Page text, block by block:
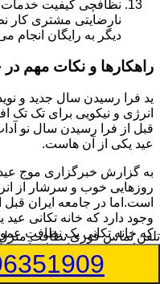
نظافچی کیفیت
نارضایتی مشتری
دیگر به رایگان انجام
راهکارها و نکات مهم در
ید فرا رسیدن سال جدید و
انرژی و نیکویی برای تک تک
قبل از فرا رسیدن سال نو
عید یکی از آن هاست.
به گزارش خبرگزاری موج
روزهایی خوب و سرشار از
است.اما در جامعه ایران
وجود دارد که خانه تکانی
که خانه تکانی یک نظافت
بخواهیم به طور اصولی آن را
بیشتر داشته باشیم.
تلفن تماس فورینظافت